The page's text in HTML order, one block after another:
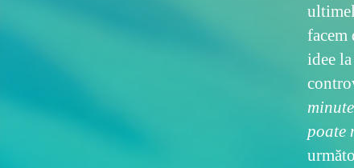
facem
idee
poate